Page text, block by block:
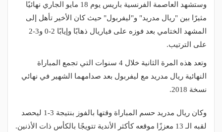
وستشهد العاصمة الفرنسية باريس يوم 18 مايو الجاري نهائيًا
مثيرًا بين "ريال مدريد" و"ليفربول" حيث كان الأخير تأهل إلى
المشهد الختامي بعد فوزه على فياريال ذهابًا وإيابًا 2-0 و3-2
على الترتيب.
وتعد هذه المرة الثانية خلال 4 سنوات التي تجمع المباراة
النهائية ريال مدريد مع ليفربول بعد صدامهما الشهير في نهائي
نسخة 2018.
وكان ريال مدريد حسم المباراة وقتها بالفوز بنتيجة 3-1 ليحصد
لقبه الـ 13 معززًا موقعه كأكثر الأندية تتويجًا بالكأس ذات الأذنين.